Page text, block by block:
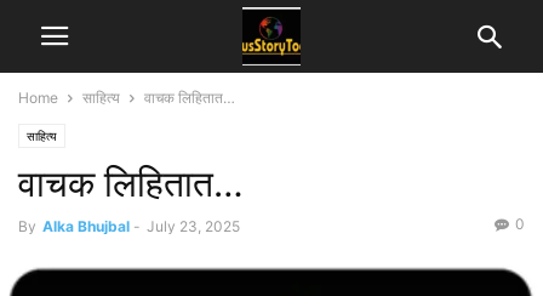
Home साहित्य वाचक लिहितात…
साहित्य
वाचक लिहितात…
By Alka Bhujbal - July 23, 2025 0